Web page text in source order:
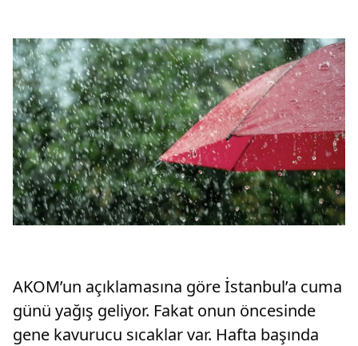
AKOM’un açıklamasına göre İstanbul’a cuma
günü yağış geliyor. Fakat onun öncesinde
gene kavurucu sıcaklar var. Hafta başında